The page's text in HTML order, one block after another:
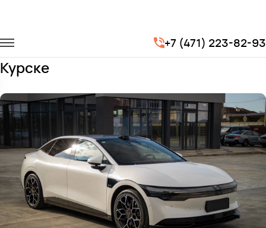
+7 (471) 223-82-93
Легковые автомобили
Заказать Zeekr 007 с водителем в
Курске